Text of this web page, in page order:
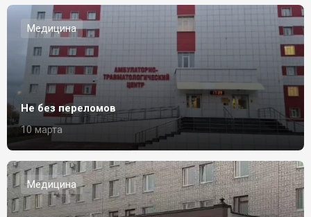
Медицина
Не без переломов
10 марта
Медицина